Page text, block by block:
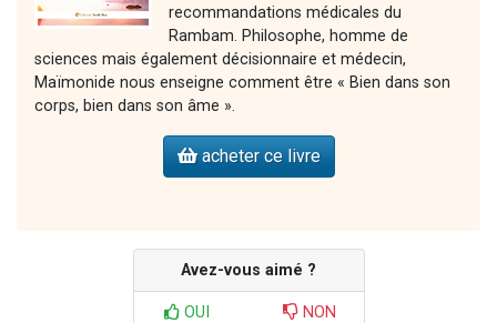
recommandations médicales du
Rambam. Philosophe, homme de
sciences mais également décisionnaire et médecin,
Maïmonide nous enseigne comment être « Bien dans son
corps, bien dans son âme ».
acheter ce livre
Avez-vous aimé ?
OUI NON